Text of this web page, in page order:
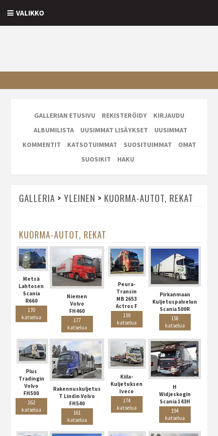
VALIKKO
GALLERIAN ETUSIVU REKISTERÖIDY
KIRJAUDU
ALBUMILISTA
UUSIMMAT LISÄYKSET
UUSIMMAT
KOMMENTIT
KATSOTUIMMAT SUOSITUIMMAT
OMAT
SUOSIKIT
HAKU
GALLERIA > YLEINEN > KUORMA-AUTOT, REKAT
KUORMA-AUTOT, REKAT
Metsä
Lahtosen
Scania
R660
170
katselua
Niemen
Volvo
FH460
177
katselua
Peura-
Transin
MB 2653
Actros F
159
katselua
Pirkanmaan
Kuljetuspalvelun
Scania 500R
158
katselua
Plus
Tradingin
Volvo
FH500
162
katselua
Rakennuskuljetus
T Lindin Volvo
FH540
161
katselua
Kiila-
Kuljetuksen
Iveco
174
katselua
H
Widjeskogin
Scania 143H
194
katselua